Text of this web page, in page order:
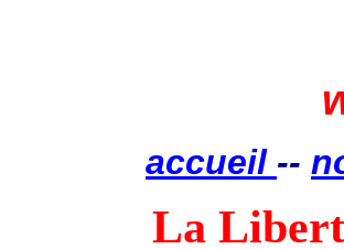
accueil --
La